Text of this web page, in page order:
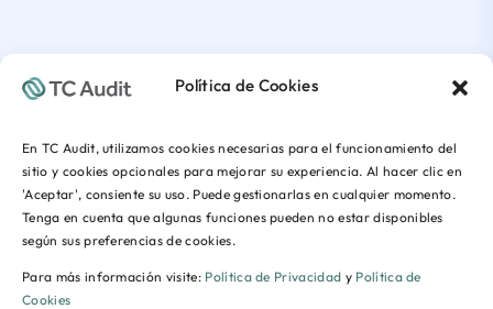
Política de Cookies
En TC Audit, utilizamos cookies necesarias para el funcionamiento del
sitio y cookies opcionales para mejorar su experiencia. Al hacer clic en
'Aceptar', consiente su uso. Puede gestionarlas en cualquier momento.
Tenga en cuenta que algunas funciones pueden no estar disponibles
según sus preferencias de cookies.
Para más información visite: Política de Privacidad y Política de
Cookies